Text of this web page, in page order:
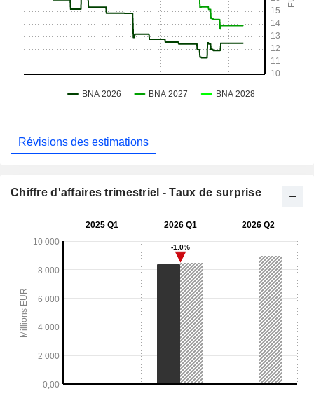
Révisions des estimations
Chiffre d'affaires trimestriel - Taux de surprise